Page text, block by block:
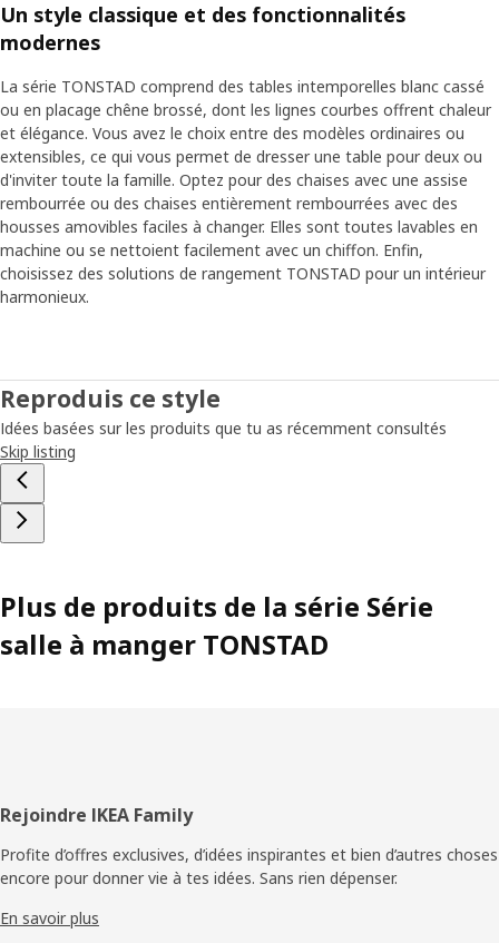
Un style classique et des fonctionnalités
modernes
La série TONSTAD comprend des tables intemporelles blanc cassé
ou en placage chêne brossé, dont les lignes courbes offrent chaleur
et élégance. Vous avez le choix entre des modèles ordinaires ou
extensibles, ce qui vous permet de dresser une table pour deux ou
d'inviter toute la famille. Optez pour des chaises avec une assise
rembourrée ou des chaises entièrement rembourrées avec des
housses amovibles faciles à changer. Elles sont toutes lavables en
machine ou se nettoient facilement avec un chiffon. Enfin,
choisissez des solutions de rangement TONSTAD pour un intérieur
harmonieux.
Reproduis ce style
Idées basées sur les produits que tu as récemment consultés
Skip listing
Plus de produits de la série Série
salle à manger TONSTAD
Pied
de
page
Rejoindre IKEA Family
Profite d’offres exclusives, d’idées inspirantes et bien d’autres choses
encore pour donner vie à tes idées. Sans rien dépenser.
En savoir plus